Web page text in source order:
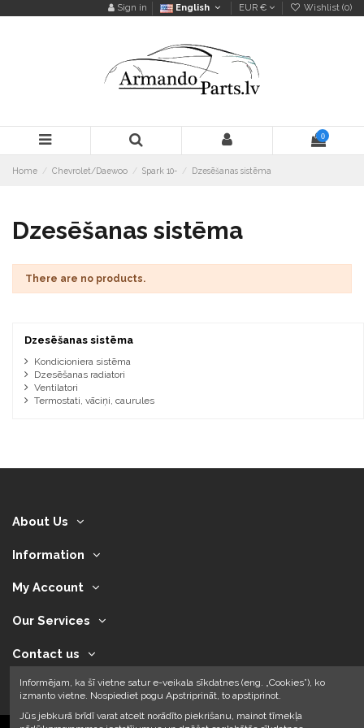
Sign in English EUR € Wishlist (0)
0
Home Chevrolet/Daewoo Spark 10- Dzesēšanas sistēma
Dzesēšanas sistēma
There are no products.
Dzesēšanas sistēma
Kondicioniera sistēma
Dzesēšanas radiatori
Ventilatori
Termostati, vāciņi, caurules
About Us
Information
My Account
Our Services
Contact us
Informējam, ka šī vietne satur e-veikala sīkdatnes (eng. „Cookies”), ko
izmanto vietne. Nospiediet pogu Apstriprināt, to apstiprinot.
Jūs jebkurā brīdī varat atcelt norādīto piekrišanu, mainot tīmekļa